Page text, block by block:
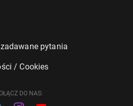
pytania
/ Cookies
DO NAS: